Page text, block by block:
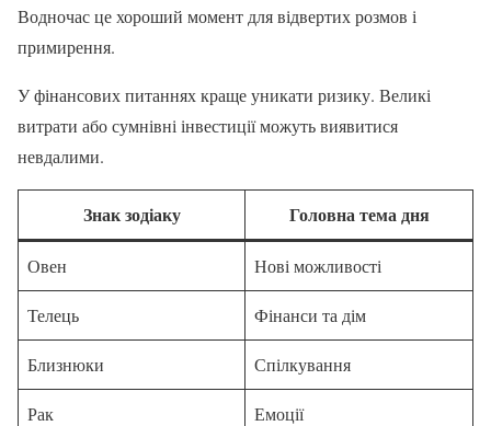
Водночас це хороший момент для відвертих розмов і
примирення.
У фінансових питаннях краще уникати ризику. Великі
витрати або сумнівні інвестиції можуть виявитися
невдалими.
Знак зодіаку Головна тема дня
Овен Нові можливості
Телець Фінанси та дім
Близнюки Спілкування
Рак Емоції